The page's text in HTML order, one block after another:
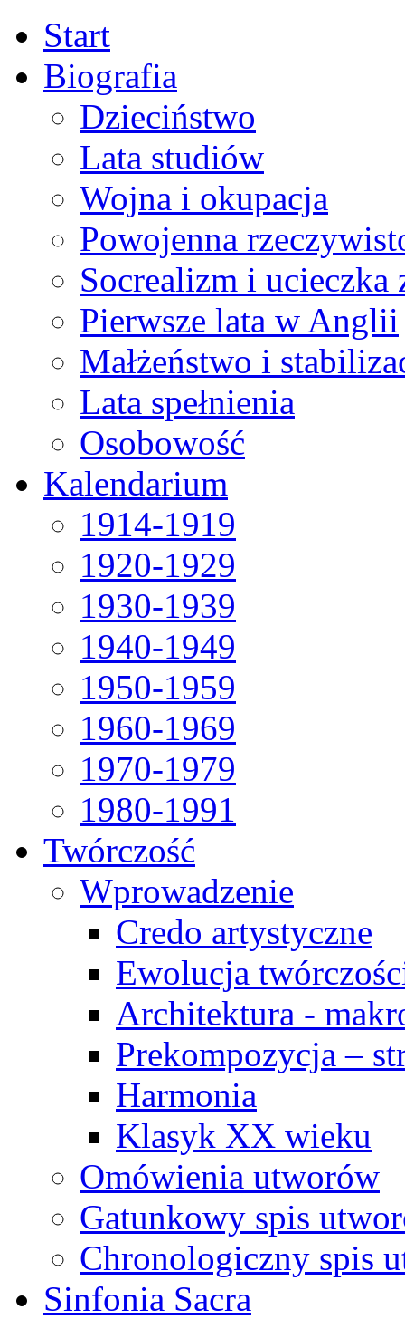
Start
Biografia
Dzieciństwo
Lata studiów
Wojna i okupacja
Powojenna
Socrealizm i ucieczka
Pierwsze lata w Anglii
Małżeństwo i
Lata spełnienia
Osobowość
Kalendarium
1914-1919
1920-1929
1930-1939
1940-1949
1950-1959
1960-1969
1970-1979
1980-1991
Twórczość
Wprowadzenie
Credo artystyczne
Ewolucja
Architektura -
Prekompozycja –
Harmonia
Klasyk XX wieku
Omówienia utworów
Gatunkowy spis
Chronologiczny spis
Sinfonia Sacra